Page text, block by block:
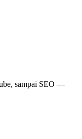
sampai SEO —